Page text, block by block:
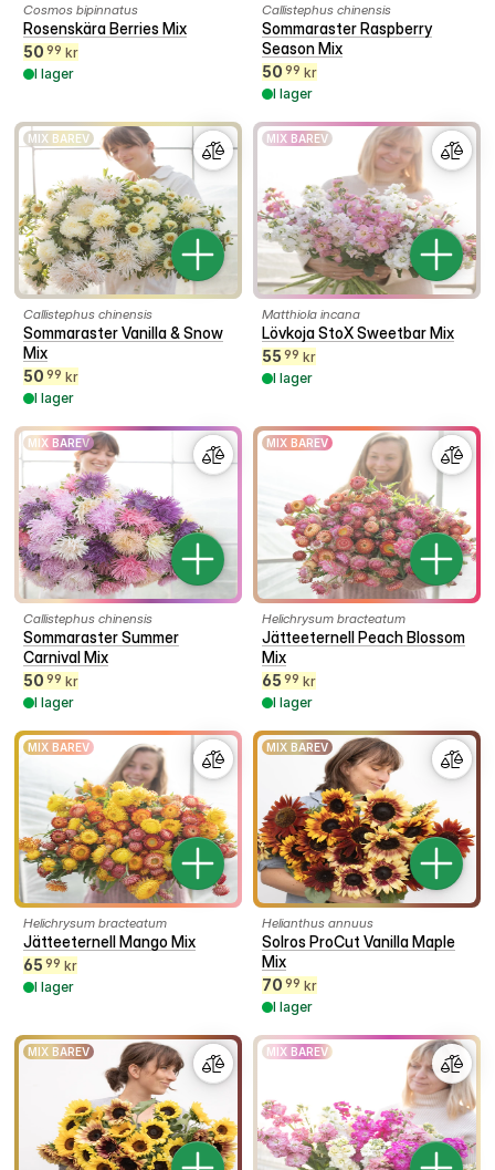
Cosmos bipinnatus
Rosenskära Berries Mix
50 99 kr
I lager
Callistephus chinensis
Sommaraster Raspberry
Season Mix
50 99 kr
I lager
MIX BAREV
Callistephus chinensis
Sommaraster Vanilla & Snow
Mix
50 99 kr
I lager
MIX BAREV
Matthiola incana
Lövkoja StoX Sweetbar Mix
55 99 kr
I lager
MIX BAREV
Callistephus chinensis
Sommaraster Summer
Carnival Mix
50 99 kr
I lager
MIX BAREV
Helichrysum bracteatum
Jätteeternell Peach Blossom
Mix
65 99 kr
I lager
MIX BAREV
Helichrysum bracteatum
Jätteeternell Mango Mix
65 99 kr
I lager
MIX BAREV
Helianthus annuus
Solros ProCut Vanilla Maple
Mix
70 99 kr
I lager
MIX BAREV MIX BAREV